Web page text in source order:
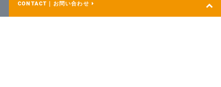
CONTACT｜お問い合わせ